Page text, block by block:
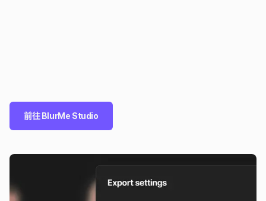
前往 BlurMe Studio